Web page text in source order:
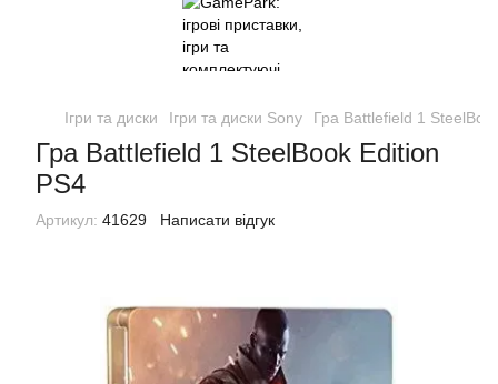
Ігри та диски Ігри та диски Sony Гра Battlefield 1
Гра Battlefield 1 SteelBook Edition
PS4
Артикул: 41629 Написати відгук